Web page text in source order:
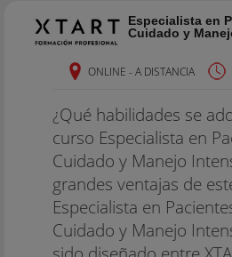
Especialista en
Cuidado y
ONLINE - A DISTANCIA
¿Qué habilidades se
curso Especialista en
Cuidado y Manejo
grandes ventajas de
Especialista en
Cuidado y Manejo